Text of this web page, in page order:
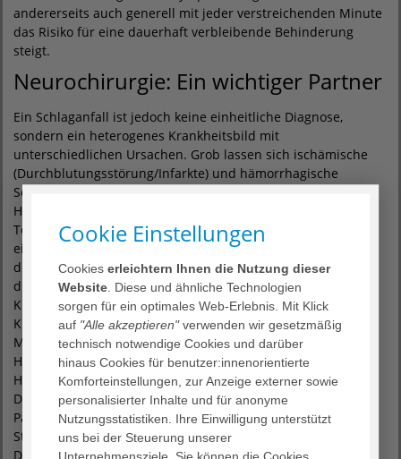
andererseits auch generell mit jeder verstreichenden Minute
das Risiko für eine dauerhaft verbleibende Behinderung
steigt.
Neurochirurgie: Ein wichtiger Partner
Ein Schlaganfall ist jedoch keine einheitliche Diagnose,
sondern ein heterogenes Krankheitsbild mit
unterschiedlichen Ursachen. Grob lassen sich ischämische
(Durchblutungsstörung/Infarkte) und hämorrhagische
Schlaganfälle (Blutungen) unterscheiden.
Hier ist die Klinik für Neurochirurgie ein weiterer wichtiger
Teampartner bei der Behandlung von Schlaganfällen. „Wird
ein Schlaganfall durch eine Hirnblutung ausgelöst und ist
diese so groß, dass sie entlastet werden muss, dann werden
diese Patienten von den Kollegen und Kolleginnen unserer
Klinik für Neurochirurgie operiert“, betont Dr. med. Martin
Kitzrow. So kann der Neurochirurg beim „malignen
Mediainfarkt“ zum Beispiel durch eine dekompressive
Hemikraniektomie eine Druckentlastung des geschwollenen
Hirngewebes und somit eine Senkung des intrakraniellen
Drucks herbeiführen. „Dies führt insbesondere bei jüngeren
Patienten unter 60 Jahren zu einer Reduktion der
Sterblichkeit und bleibender Behinderungen“, erklärt Priv.-
Doz. Dr. med. Carla Jung, Chefärztin der Klinik für
Cookie Einstellungen
Cookieserleichtern Ihnen die Nutzung dieser
Website . Diese und ähnliche Technologien
sorgen für ein optimales Web-Erlebnis. Mit Klick
auf "Alle akzeptieren"verwenden wir gesetzmäßig
technisch notwendige Cookies und darüber
hinaus Cookies für benutzer:innenorientierte
Komforteinstellungen, zur Anzeige externer sowie
personalisierter Inhalte und für anonyme
Nutzungsstatistiken. Ihre Einwilligung unterstützt
uns bei der Steuerung unserer
Unternehmensziele. Sie können die Cookies